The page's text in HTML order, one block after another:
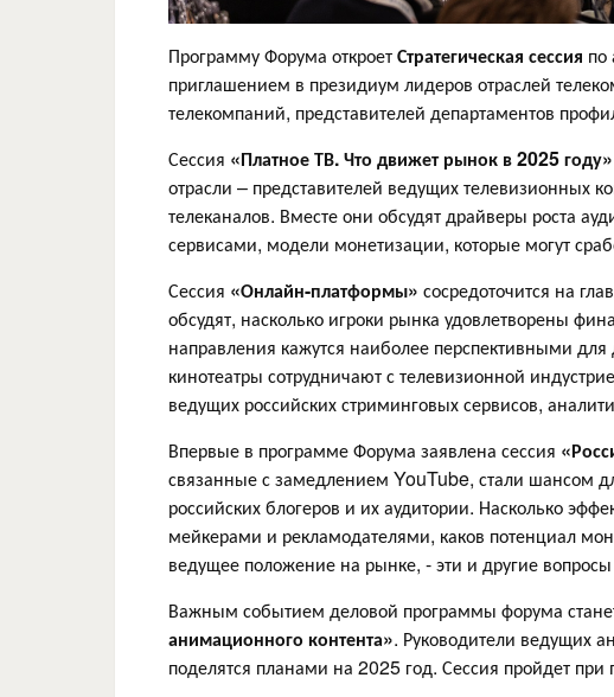
Программу Форума откроетСтратегическая сессия по
приглашением в президиум лидеров отраслей
телекомпаний, представителей департаментов
Сессия «Платное ТВ. Что движет рынок в 2025 году»
отрасли – представителей ведущих телевизионных
телеканалов. Вместе они обсудят драйверы роста
сервисами, модели монетизации, которые могут
Сессия «Онлайн-платформы» сосредоточится на
обсудят, насколько игроки рынка удовлетворены
направления кажутся наиболее перспективными
кинотеатры сотрудничают с телевизионной
ведущих российских стриминговых сервисов,
Впервые в программе Форума заявлена сессия
связанные с замедлением YouTube, стали шансом
российских блогеров и их аудитории. Насколько
мейкерами и рекламодателями, каков потенциал
ведущее положение на рынке, - эти и другие
Важным событием деловой программы форума
анимационного контента». Руководители ведущих
поделятся планами на 2025 год. Сессия пройдет